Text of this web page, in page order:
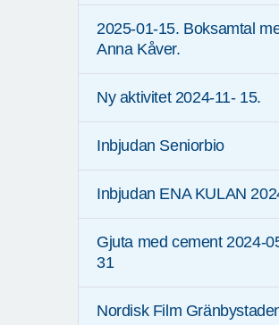
2025-01-15. Boksamtal
Anna Kåver.
Ny aktivitet 2024-11- 15.
Inbjudan Seniorbio
Inbjudan ENA KULAN
Gjuta med cement 2024-
31
Nordisk Film